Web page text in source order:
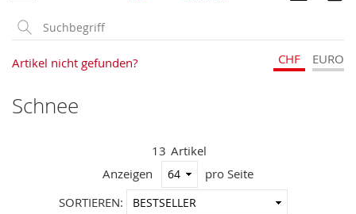
Inhalt
Artikel nicht gefunden? CHF EURO
Schnee
13 Artikel
Anzeigen
pro Seite
SORTIEREN: